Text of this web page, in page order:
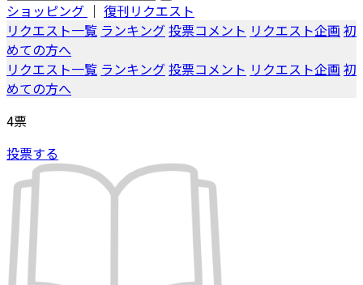
ショッピング ｜ 復刊リクエスト
リクエスト一覧 ランキング投票コメント リクエスト企画 初
めての方へ
リクエスト一覧 ランキング投票コメント リクエスト企画 初
めての方へ
4票
投票する